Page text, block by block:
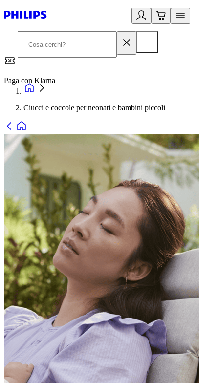
Paga con Klarna
Ciucci e coccole per neonati e bambini piccoli